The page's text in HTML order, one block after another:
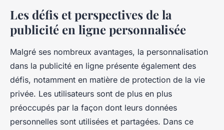
Les défis et perspectives de la
publicité en ligne personnalisée
Malgré ses nombreux avantages, la personnalisation
dans la publicité en ligne présente également des
défis, notamment en matière de protection de la vie
privée. Les utilisateurs sont de plus en plus
préoccupés par la façon dont leurs données
personnelles sont utilisées et partagées. Dans ce